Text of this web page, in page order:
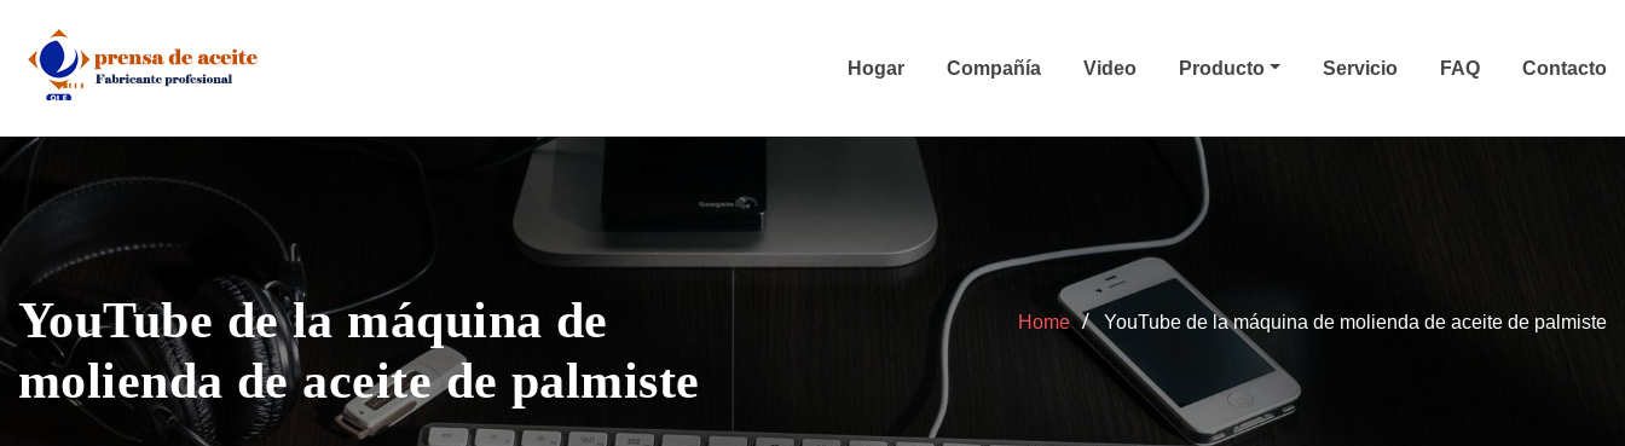
content
Hogar Compañía Video Producto Servicio FAQ Contacto
YouTube de la máquina de
molienda de aceite de palmiste
Home YouTube de la máquina de molienda de aceite de palmiste